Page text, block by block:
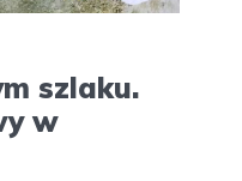
szlaku.
w